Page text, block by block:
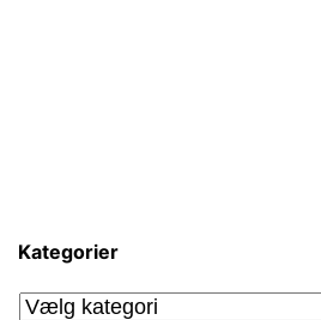
Kategorier
Kategorier